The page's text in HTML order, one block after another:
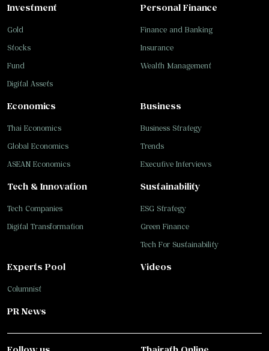
Investment
Gold
Stocks
Fund
Digital Assets
Personal Finance
Finance and Banking
Insurance
Wealth Management
Business
Business Strategy
Trends
Executive Interviews
Tech & Innovation
Tech Companies
Digital Transformation
Sustainability
ESG Strategy
Green Finance
Tech For Sustainability
Economics
Thai Economics
Global Economics
ASEAN Economics
Experts Pool
Columnist
Videos
PR News